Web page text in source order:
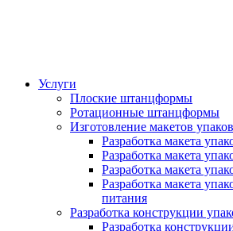
Услуги
Плоские штанцформы
Ротационные штанцформы
Изготовление макетов
Разработка макета
Разработка макета
Разработка макета
Разработка макета
питания
Разработка конструкции
Разработка